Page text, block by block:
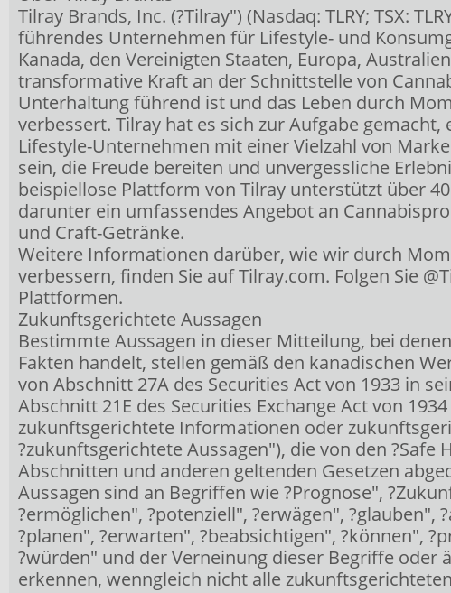
Tilray Brands, Inc. (?Tilray") (Nasdaq: TLRY; TSX:
führendes Unternehmen für Lifestyle- und
Kanada, den Vereinigten Staaten, Europa,
transformative Kraft an der Schnittstelle von
Unterhaltung führend ist und das Leben durch
verbessert. Tilray hat es sich zur Aufgabe
Lifestyle-Unternehmen mit einer Vielzahl von
sein, die Freude bereiten und unvergessliche
beispiellose Plattform von Tilray unterstützt über
darunter ein umfassendes Angebot an
und Craft-Getränke.
Weitere Informationen darüber, wie wir durch
verbessern, finden Sie auf Tilray.com. Folgen Sie
Plattformen.
Zukunftsgerichtete Aussagen
Bestimmte Aussagen in dieser Mitteilung, bei
Fakten handelt, stellen gemäß den kanadischen
von Abschnitt 27A des Securities Act von 1933 in
Abschnitt 21E des Securities Exchange Act von
zukunftsgerichtete Informationen oder
?zukunftsgerichtete Aussagen"), die von den
Abschnitten und anderen geltenden Gesetzen
Aussagen sind an Begriffen wie ?Prognose",
?ermöglichen", ?potenziell", ?erwägen", ?glauben",
?planen", ?erwarten", ?beabsichtigen", ?können",
?würden" und der Verneinung dieser Begriffe oder
erkennen, wenngleich nicht alle